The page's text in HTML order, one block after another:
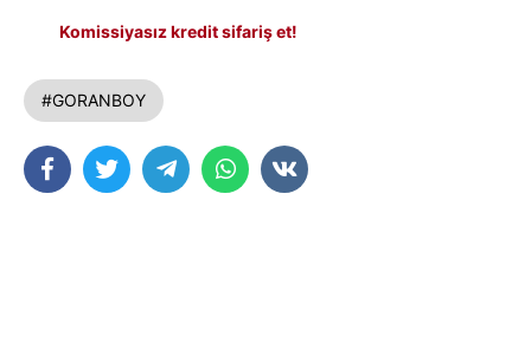
Komissiyasız kredit sifariş et!
#GORANBOY